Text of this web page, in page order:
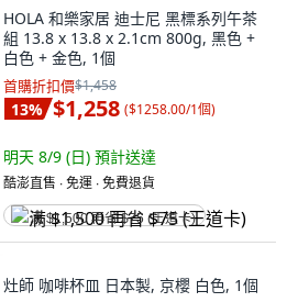
HOLA 和樂家居 迪士尼 黑標系列午茶
組 13.8 x 13.8 x 2.1cm 800g, 黑色 +
白色 + 金色, 1個
首購折扣價$1,458
13% $1,258 ($1258.00/1個)
明天 8/9 (日) 預計送達
酷澎直售 ∙ 免運 ∙ 免費退貨
满 $1,500 再省 $75 (王道卡)
灶師 咖啡杯皿 日本製, 京櫻 白色, 1個